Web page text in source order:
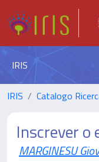
IRIS
IRIS Catalogo
Inscrever o
MARGINESU